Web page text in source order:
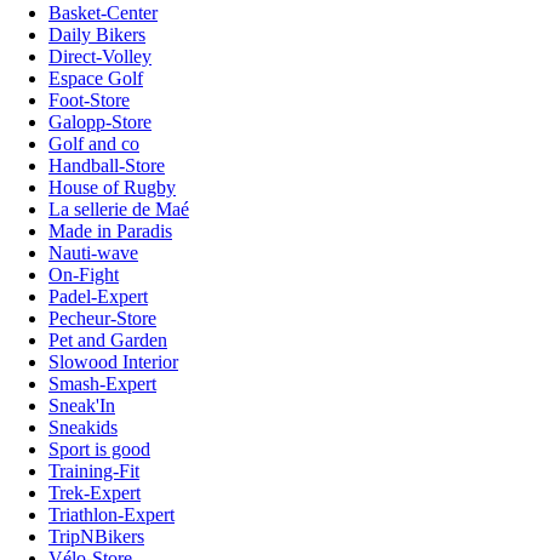
Basket-Center
Daily Bikers
Direct-Volley
Espace Golf
Foot-Store
Galopp-Store
Golf and co
Handball-Store
House of Rugby
La sellerie de Maé
Made in Paradis
Nauti-wave
On-Fight
Padel-Expert
Pecheur-Store
Pet and Garden
Slowood Interior
Smash-Expert
Sneak'In
Sneakids
Sport is good
Training-Fit
Trek-Expert
Triathlon-Expert
TripNBikers